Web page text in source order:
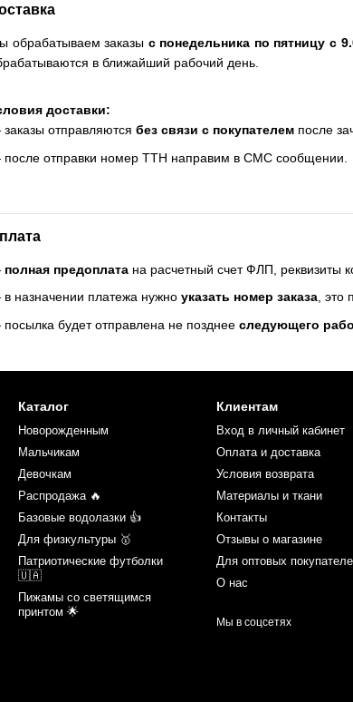
обрабатываем заказы с понедельника по пятницу с
в ближайший рабочий день.
доставки:
отправляютсябез связи с покупателем после
отправки номер ТТН направим в СМС сообщении.
полная предоплата на расчетный счет ФЛП, реквизиты
назначении платежа нужноуказать номер заказа, это
будет отправлена не позднееследующего
Каталог
Новорожденным
Мальчикам
Девочкам
Распродажа 🔥
Базовые водолазки 👍
Для физкультуры 🥇
Патриотические футболки
🇺🇦
Пижамы со светящимся
принтом 🌟
Клиентам
Вход в личный кабинет
Оплата и доставка
Условия возврата
Материалы и ткани
Контакты
Отзывы о магазине
Для оптовых
О нас
Мы в соцсетях